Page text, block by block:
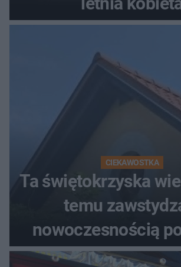
CIEKAWOSTKA
Ta świętokrzyska
temu
nowoczesnością
miasta. Prąd,